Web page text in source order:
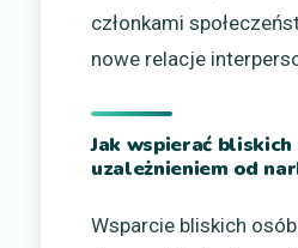
członkami
nowe relacje
Jak wspierać
uzależnieniem od
Wsparcie bliskich